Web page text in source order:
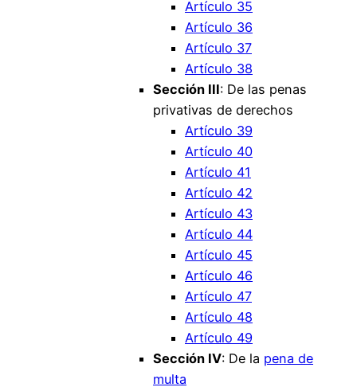
Artículo 35
Artículo 36
Artículo 37
Artículo 38
Sección III: De las penas
privativas de derechos
Artículo 39
Artículo 40
Artículo 41
Artículo 42
Artículo 43
Artículo 44
Artículo 45
Artículo 46
Artículo 47
Artículo 48
Artículo 49
Sección IV: De la pena de
multa